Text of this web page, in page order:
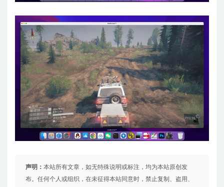
声明： 本站所有文章，如无特殊说明或标注，均为本站原创发
布。任何个人或组织，在未征得本站同意时，禁止复制、盗用、